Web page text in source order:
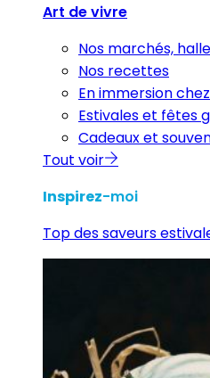
Art de vivre
Nos marchés,
Nos recettes
En immersion
Estivales et fêtes
Cadeaux et
Tout voir
Inspirez-moi
Top des saveurs